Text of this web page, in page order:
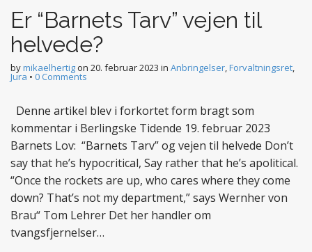
Er “Barnets Tarv” vejen til
helvede?
bymikaelhertigon 20. februar 2023 in Anbringelser,Forvaltningsret,
Jura • 0 Comments
Denne artikel blev i forkortet form bragt som
kommentar i Berlingske Tidende 19. februar 2023
Barnets Lov: “Barnets Tarv” og vejen til helvede Don’t
say that he’s hypocritical, Say rather that he’s apolitical.
“Once the rockets are up, who cares where they come
down? That’s not my department,” says Wernher von
Brau“ Tom Lehrer Det her handler om
tvangsfjernelser…